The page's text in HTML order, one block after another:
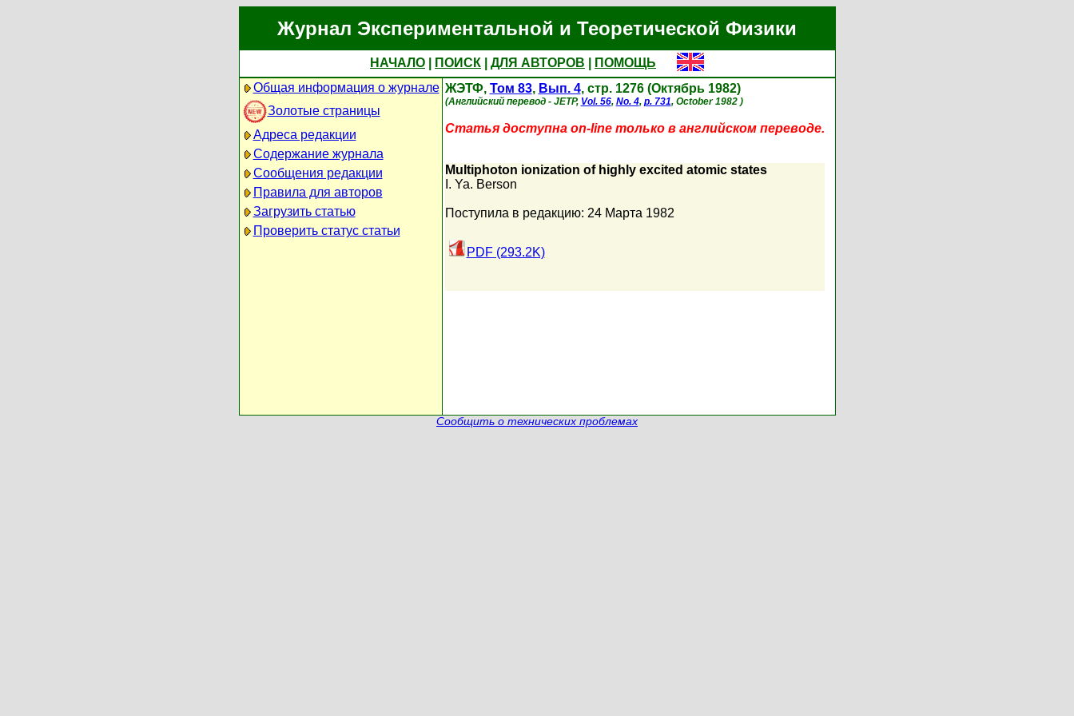
Журнал Экспериментальной и Теоретической Физики
НАЧАЛО ПОИСК ДЛЯ АВТОРОВ
ПОМОЩЬ
Общая информация о журнале
Золотые страницы
Адреса редакции
Содержание журнала
Сообщения редакции
Правила для авторов
Загрузить статью
Проверить статус статьи
ЖЭТФ, Том 83, Вып. 4, стр. 1276 (Октябрь 1982)
(Английский перевод - JETP, Vol. 56, No. 4, p. 731, October 1982 )
Статья доступна on-line только в английском переводе.
Multiphoton ionization of highly excited atomic states
I. Ya. Berson
Поступила в редакцию: 24 Марта 1982
PDF (293.2K)
Сообщить о технических проблемах